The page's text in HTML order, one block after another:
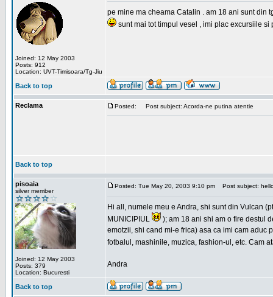
Joined: 12 May 2003
Posts: 912
Location: UVT-Timisoara/Tg-Jiu
pe mine ma cheama Catalin . am 18 ani sunt din
sunt mai tot timpul vesel , imi plac excursiile
Back to top
Reclama Posted: Post subject: Acorda-ne putina atentie
Back to top
pisoaia
silver member
Joined: 12 May 2003
Posts: 379
Location: Bucuresti
Posted: Tue May 20, 2003 9:10 pm Post subject:
Hi all, numele meu e Andra, shi sunt din Vulcan
MUNICIPIUL
); am 18 ani shi am o fire destul
emotzii, shi cand mi-e frica) asa ca imi cam
fotbalul, mashinile, muzica, fashion-ul, etc. Cam
Andra
Back to top